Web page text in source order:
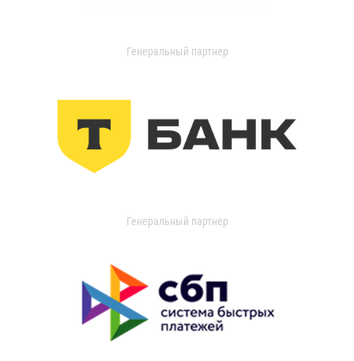
Генеральный партнер
Генеральный партнер